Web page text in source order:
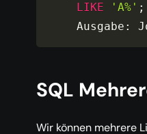
LIKE
'A%' ;
Ausgabe :
SQL
Wir können mehrere